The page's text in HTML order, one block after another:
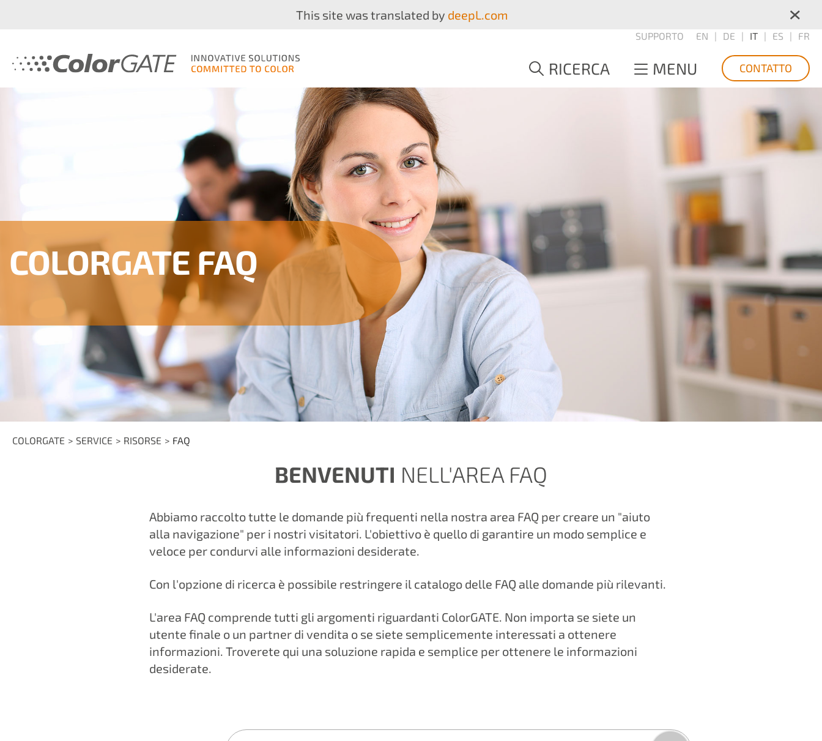
This site was translated by deepL.com ×
SUPPORTO EN DE IT ES FR
RICERCA MENU CONTATTO
COLORGATE FAQ
COLORGATE SERVICE RISORSE FAQ
BENVENUTI NELL'AREA FAQ
Abbiamo raccolto tutte le domande più frequenti nella nostra area FAQ per creare un "aiuto
alla navigazione" per i nostri visitatori. L'obiettivo è quello di garantire un modo semplice e
veloce per condurvi alle informazioni desiderate.
Con l'opzione di ricerca è possibile restringere il catalogo delle FAQ alle domande più rilevanti.
L'area FAQ comprende tutti gli argomenti riguardanti ColorGATE. Non importa se siete un
utente finale o un partner di vendita o se siete semplicemente interessati a ottenere
informazioni. Troverete qui una soluzione rapida e semplice per ottenere le informazioni
desiderate.